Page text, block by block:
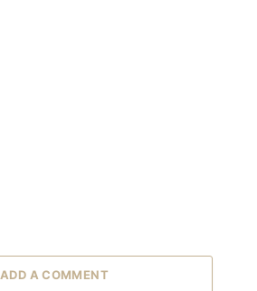
ADD A COMMENT